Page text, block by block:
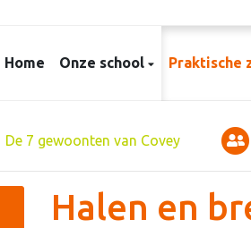
Home Onze school Praktische
De 7 gewoonten van Covey
Halen en